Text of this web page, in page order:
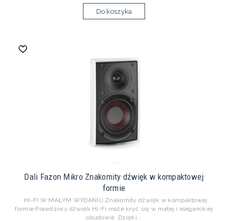
Do koszyka
Dali Fazon Mikro Znakomity dźwięk w kompaktowej
formie
HI-FI W MAŁYM WYDANIU Znakomity dźwięk w kompaktowej
formie Prawdziwy dźwięk Hi-Fi może kryć się w małej i eleganckiej
obudowie. Dzięki...